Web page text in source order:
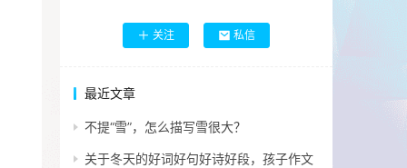
关注 私信
最近文章
不提“雪”，怎么描写雪很大？
关于冬天的好词好句好诗好段，孩子作文